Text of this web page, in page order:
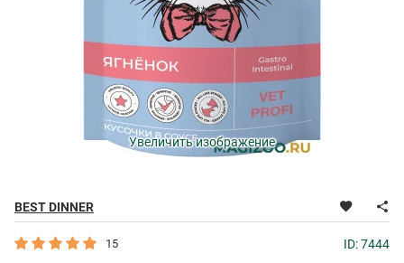
BEST DINNER
Увеличить изображение
15
ID: 7444